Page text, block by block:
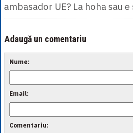
ambasador UE? La hoha sau
Adaugă un comentariu
Nume:
Email:
Comentariu: